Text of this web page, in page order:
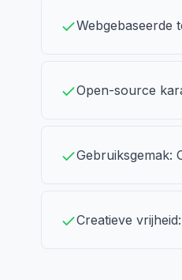
Webgebaseerde
Open-source
Gebruiksgemak:
Creatieve